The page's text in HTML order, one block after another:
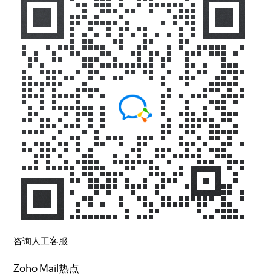
咨询人工客服
Zoho Mail热点